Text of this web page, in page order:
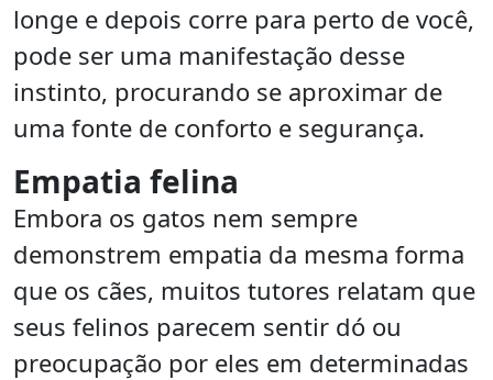
longe e depois corre para perto de você,
pode ser uma manifestação desse
instinto, procurando se aproximar de
uma fonte de conforto e segurança.
Empatia felina
Embora os gatos nem sempre
demonstrem empatia da mesma forma
que os cães, muitos tutores relatam que
seus felinos parecem sentir dó ou
preocupação por eles em determinadas